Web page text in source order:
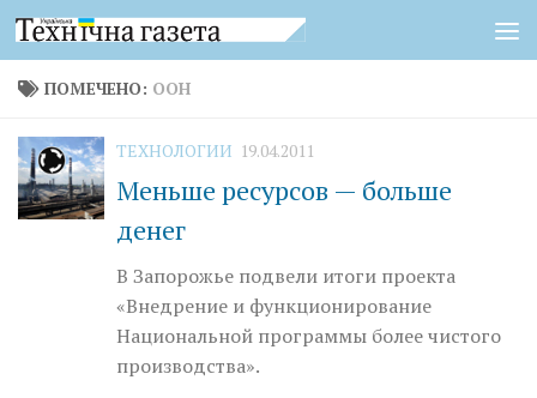
Перейти к содержимому
ПОМЕЧЕНО: ООН
ТЕХНОЛОГИИ 19.04.2011
Меньше ресурсов — больше
денег
В Запорожье подвели итоги проекта
«Внедрение и функционирование
Национальной программы более чистого
производства».